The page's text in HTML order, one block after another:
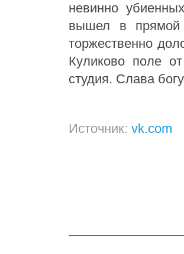
невинно
вышел в прямой
торжественно
Куликово поле
студия. Слава
Источник: vk.com